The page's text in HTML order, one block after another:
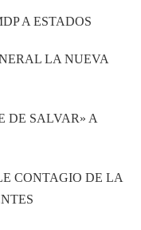
A ESTADOS
LA NUEVA
DE SALVAR» A
CONTAGIO DE LA